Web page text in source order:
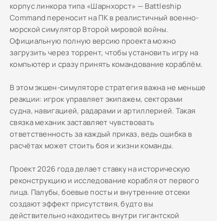
корпус линкора типа «Шарнхорст» — Battleship
Command переносит на ПК в реалистичный военно-
морской симулятор Второй мировой войны.
Официальную полную версию проекта можно
загрузить через торрент, чтобы установить игру на
компьютер и сразу принять командование кораблём.
В этом экшен-симуляторе стратегия важна не меньше
реакции: игрок управляет экипажем, секторами
судна, навигацией, радарами и артиллерией. Такая
связка механик заставляет чувствовать
ответственность за каждый приказ, ведь ошибка в
расчётах может стоить боя и жизни команды.
Проект 2026 года делает ставку на историческую
реконструкцию и исследование корабля от первого
лица. Палубы, боевые посты и внутренние отсеки
создают эффект присутствия, будто вы
действительно находитесь внутри гигантской